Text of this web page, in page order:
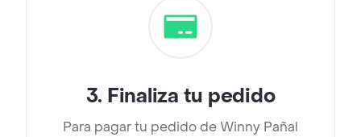
3. Finaliza tu pedido
Para pagar tu pedido de Winny Pañal